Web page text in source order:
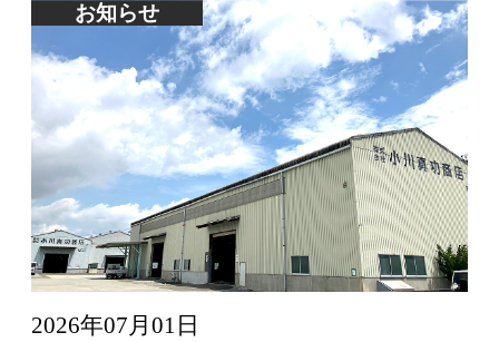
お知らせ
2026年07月01日